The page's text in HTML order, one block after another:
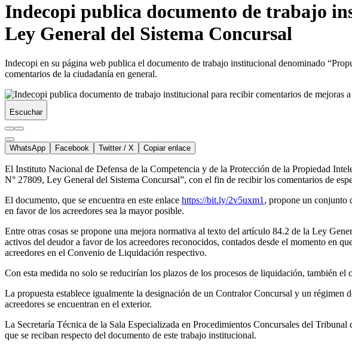
Indecopi publica documento de trabajo
Ley General del Sistema Concursal
Indecopi en su página web publica el documento de trabajo institucional denominado
comentarios de la ciudadanía en general.
Escuchar
WhatsApp Facebook Twitter / X Copiar enlace
El Instituto Nacional de Defensa de la Competencia y de la Protección de la Propiedad
N° 27809, Ley General del Sistema Concursal”, con el fin de recibir los comentarios de
El documento, que se encuentra en este enlace https://bit.ly/2v5uxm1 , propone un conjunto
en favor de los acreedores sea la mayor posible.
Entre otras cosas se propone una mejora normativa al texto del artículo 84.2 de la Ley
activos del deudor a favor de los acreedores reconocidos, contados desde el momento en
acreedores en el Convenio de Liquidación respectivo.
Con esta medida no solo se reducirían los plazos de los procesos de liquidación, también el
La propuesta establece igualmente la designación de un Contralor Concursal y un
acreedores se encuentran en el exterior.
La Secretaría Técnica de la Sala Especializada en Procedimientos Concursales del
que se reciban respecto del documento de este trabajo institucional.